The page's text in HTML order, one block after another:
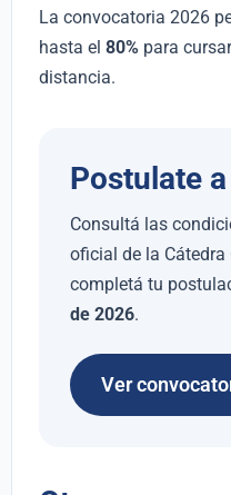
La convocatoria 2026
hasta el 80% para
distancia.
Postulate
Consultá las
oficial de la
completá tu
de 2026.
Ver